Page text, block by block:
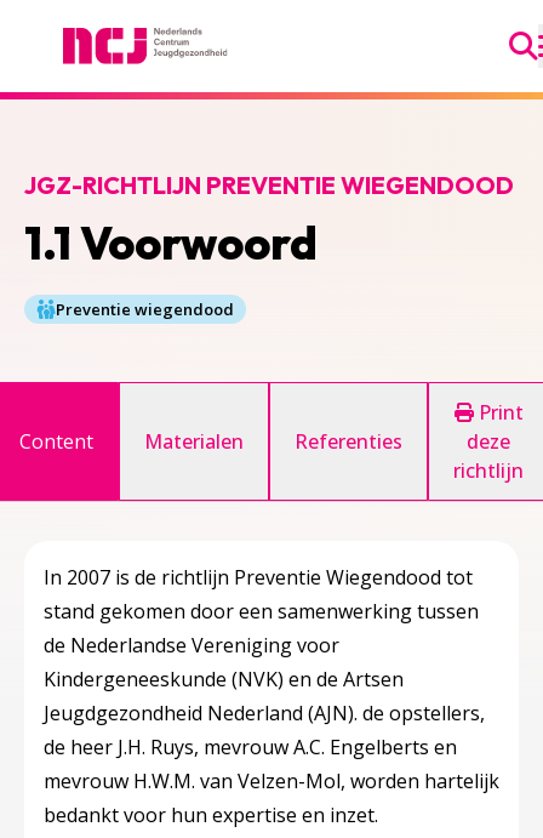
1.1 Voorwoord
JGZ-RICHTLIJN PREVENTIE WIEGENDOOD
Preventie wiegendood
Content Materialen Referenties
Print
deze
richtlijn
In 2007 is de richtlijn Preventie Wiegendood tot
stand gekomen door een samenwerking tussen
de Nederlandse Vereniging voor
Kindergeneeskunde (NVK) en de Artsen
Jeugdgezondheid Nederland (AJN). de opstellers,
de heer J.H. Ruys, mevrouw A.C. Engelberts en
mevrouw H.W.M. van Velzen-Mol, worden hartelijk
bedankt voor hun expertise en inzet.